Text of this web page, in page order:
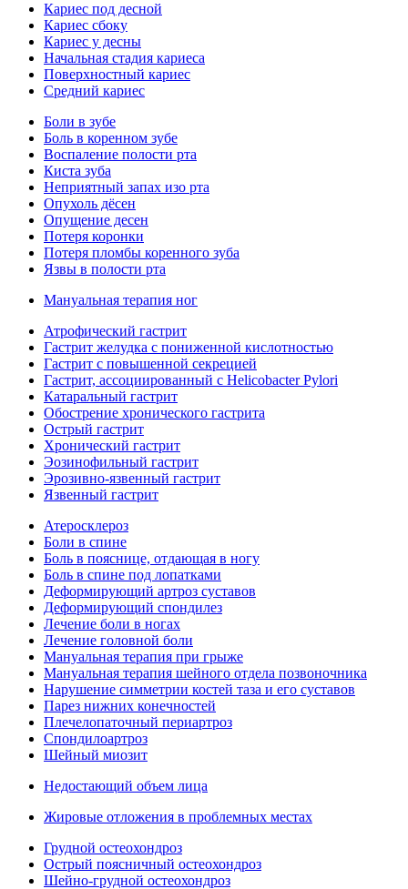
Кариес под десной
Кариес сбоку
Кариес у десны
Начальная стадия кариеса
Поверхностный кариес
Средний кариес
Боли в зубе
Боль в коренном зубе
Воспаление полости рта
Киста зуба
Неприятный запах изо рта
Опухоль дёсен
Опущение десен
Потеря коронки
Потеря пломбы коренного зуба
Язвы в полости рта
Мануальная терапия ног
Атрофический гастрит
Гастрит желудка с пониженной кислотностью
Гастрит с повышенной секрецией
Гастрит, ассоциированный с Helicobacter Pylori
Катаральный гастрит
Обострение хронического гастрита
Острый гастрит
Хронический гастрит
Эозинофильный гастрит
Эрозивно-язвенный гастрит
Язвенный гастрит
Атеросклероз
Боли в спине
Боль в пояснице, отдающая в ногу
Боль в спине под лопатками
Деформирующий артроз суставов
Деформирующий спондилез
Лечение боли в ногах
Лечение головной боли
Мануальная терапия при грыже
Мануальная терапия шейного отдела позвоночника
Нарушение симметрии костей таза и его суставов
Парез нижних конечностей
Плечелопаточный периартроз
Спондилоартроз
Шейный миозит
Недостающий объем лица
Жировые отложения в проблемных местах
Грудной остеохондроз
Острый поясничный остеохондроз
Шейно-грудной остеохондроз